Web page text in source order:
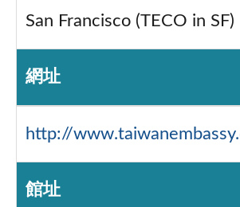
San Francisco (TECO in SF)
網址
http://
館址